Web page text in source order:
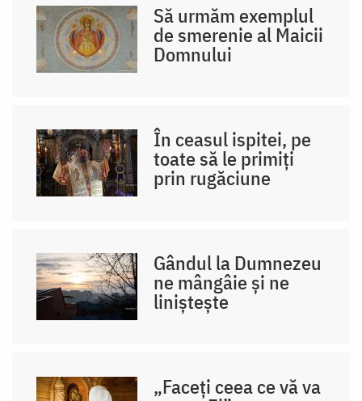
Să urmăm exemplul
de smerenie al Maicii
Domnului
În ceasul ispitei, pe
toate să le primiți
prin rugăciune
Gândul la Dumnezeu
ne mângâie și ne
liniștește
„Faceți ceea ce vă va